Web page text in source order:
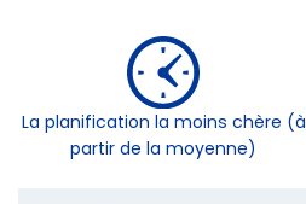
La planification la moins chère (à
partir de la moyenne)